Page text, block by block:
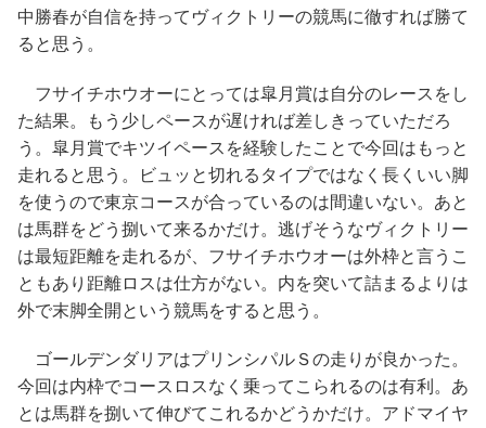
中勝春が自信を持ってヴィクトリーの競馬に徹すれば勝て
ると思う。
フサイチホウオーにとっては皐月賞は自分のレースをし
た結果。もう少しペースが遅ければ差しきっていただろ
う。皐月賞でキツイペースを経験したことで今回はもっと
走れると思う。ビュッと切れるタイプではなく長くいい脚
を使うので東京コースが合っているのは間違いない。あと
は馬群をどう捌いて来るかだけ。逃げそうなヴィクトリー
は最短距離を走れるが、フサイチホウオーは外枠と言うこ
ともあり距離ロスは仕方がない。内を突いて詰まるよりは
外で末脚全開という競馬をすると思う。
ゴールデンダリアはプリンシパルＳの走りが良かった。
今回は内枠でコースロスなく乗ってこられるのは有利。あ
とは馬群を捌いて伸びてこれるかどうかだけ。アドマイヤ